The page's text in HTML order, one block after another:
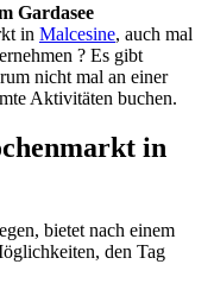
Gardasee
in Malcesine, auch mal
? Es gibt
nicht mal an einer
Aktivitäten buchen.
in
bietet nach einem
den Tag